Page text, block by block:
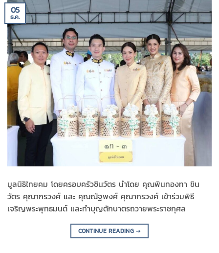
05
ธ.ค.
มูลนิธิไทยคม โดยครอบครัวชินวัตร นำโดย คุณพินทองทา ชิน
วัตร คุณากรวงศ์ และ คุณณัฐพงศ์ คุณากรวงศ์ เข้าร่วมพิธี
เจริญพระพุทธมนต์ และทำบุญตักบาตรถวายพระราชกุศล
CONTINUE READING→